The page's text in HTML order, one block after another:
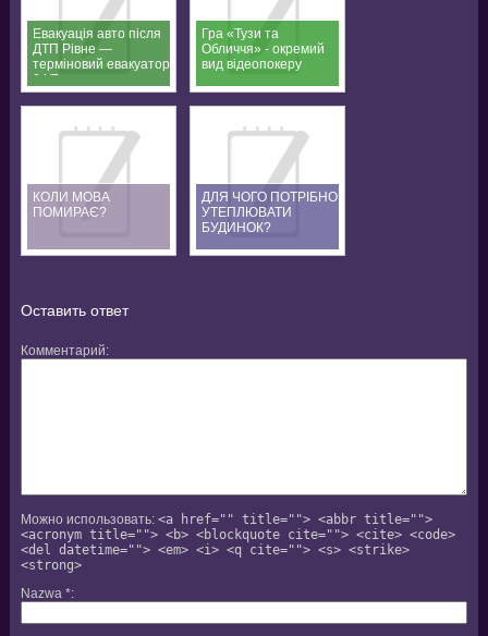
Евакуація авто після
ДТП Рівне —
терміновий евакуатор
24/7
Гра «Тузи та
Обличчя» - окремий
вид відеопокеру
КОЛИ МОВА
ПОМИРАЄ?
ДЛЯ ЧОГО ПОТРІБНО
УТЕПЛЮВАТИ
БУДИНОК?
Оставить ответ
Комментарий
Можно использовать: <a href="" title=""> <abbr title="">
<acronym title=""> <b> <blockquote cite=""> <cite> <code>
<del datetime=""> <em> <i> <q cite=""> <s> <strike>
<strong>
Nazwa *